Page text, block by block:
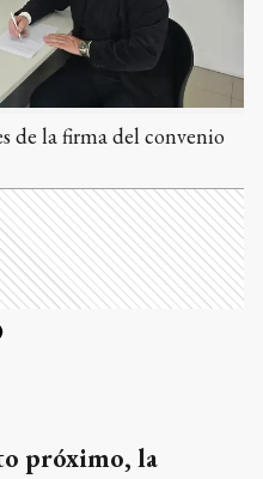
de la firma del convenio
próximo, la